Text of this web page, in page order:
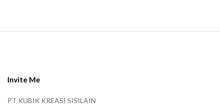
Invite Me
PT KUBIK KREASI SISILAIN